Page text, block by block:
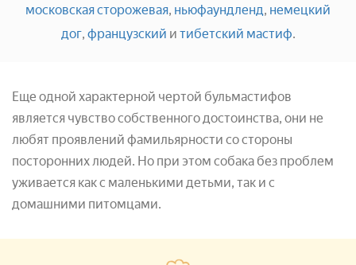
московская сторожевая, ньюфаундленд, немецкий
дог, французский и тибетский мастиф.
Еще одной характерной чертой бульмастифов
является чувство собственного достоинства, они не
любят проявлений фамильярности со стороны
посторонних людей. Но при этом собака без проблем
уживается как с маленькими детьми, так и с
домашними питомцами.